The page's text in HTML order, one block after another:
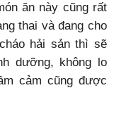
ăn này cũng rất
thai và đang cho
hải sản thì sẽ
dưỡng, không lo
cảm cũng được